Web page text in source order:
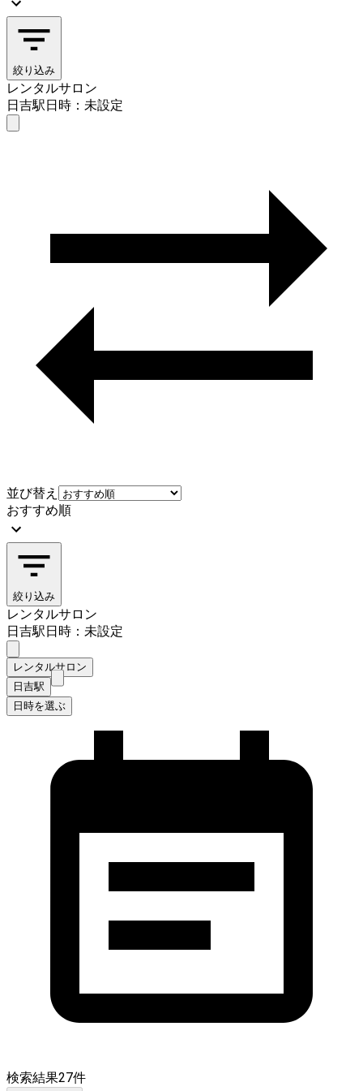
絞り込み
レンタルサロン
日吉駅日時：未設定
並び替え
おすすめ順
絞り込み
レンタルサロン
日吉駅日時：未設定
レンタルサロン
日吉駅
日時を選ぶ
検索結果27件